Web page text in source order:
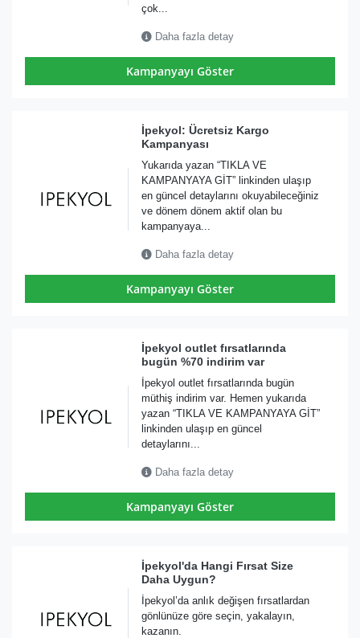
çok...
Daha fazla detay
Kampanyayı Göster
İpekyol: Ücretsiz Kargo
Kampanyası
Yukarıda yazan “TIKLA VE
KAMPANYAYA GİT” linkinden ulaşıp
en güncel detaylarını okuyabileceğiniz
ve dönem dönem aktif olan bu
kampanyaya...
Daha fazla detay
Kampanyayı Göster
İpekyol outlet fırsatlarında
bugün %70 indirim var
İpekyol outlet fırsatlarında bugün
müthiş indirim var. Hemen yukarıda
yazan “TIKLA VE KAMPANYAYA GİT”
linkinden ulaşıp en güncel
detaylarını...
Daha fazla detay
Kampanyayı Göster
İpekyol'da Hangi Fırsat Size
Daha Uygun?
İpekyol’da anlık değişen fırsatlardan
gönlünüze göre seçin, yakalayın,
kazanın.